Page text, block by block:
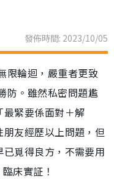
發佈時間: 2023/10/05
限輪迴，嚴重者更致
防。雖然私密問題尷
緊要係面對＋解
友經歷以上問題，但
覓得良方，不需要用
床實証！